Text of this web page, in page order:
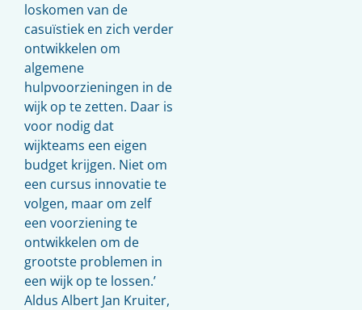
loskomen van de
casuïstiek en zich verder
ontwikkelen om
algemene
hulpvoorzieningen in de
wijk op te zetten. Daar is
voor nodig dat
wijkteams een eigen
budget krijgen. Niet om
een cursus innovatie te
volgen, maar om zelf
een voorziening te
ontwikkelen om de
grootste problemen in
een wijk op te lossen.’
Aldus Albert Jan Kruiter,